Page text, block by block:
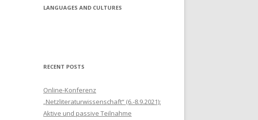
LANGUAGES AND CULTURES
RECENT POSTS
Online-Konferenz
„Netzliteraturwissenschaft“ (6.-8.9.2021):
Aktive und passive Teilnahme